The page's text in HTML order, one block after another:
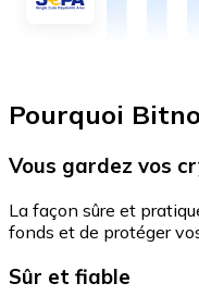
Pourquoi
Vous gardez vos
La façon sûre et
fonds et de protéger
Sûr et fiable